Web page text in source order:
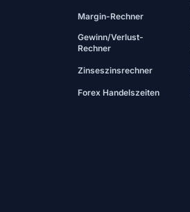
Margin-Rechner
Gewinn/Verlust-
Rechner
Zinseszinsrechner
Forex Handelszeiten